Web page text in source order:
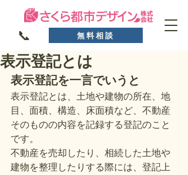
📞 無料相談
表示登記とは
表示登記を一言でいうと
表示登記とは、土地や建物の所在、地
目、面積、構造、床面積など、不動産
そのものの内容を記録する登記のこと
です。
不動産を売却したり、相続した土地や
建物を整理したりする際には、登記上